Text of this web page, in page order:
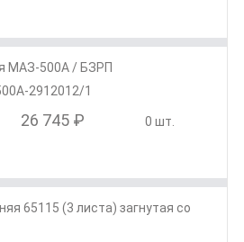
МАЗ-500А / БЗРП
2912012/1
26 745 ₽ 0 шт.
65115 (3 листа) загнутая со